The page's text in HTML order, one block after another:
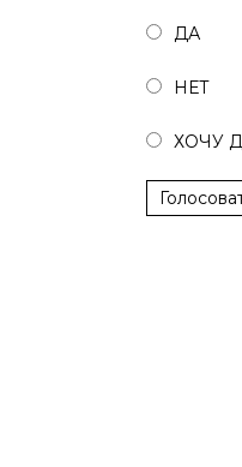
ДА
НЕТ
ХОЧУ